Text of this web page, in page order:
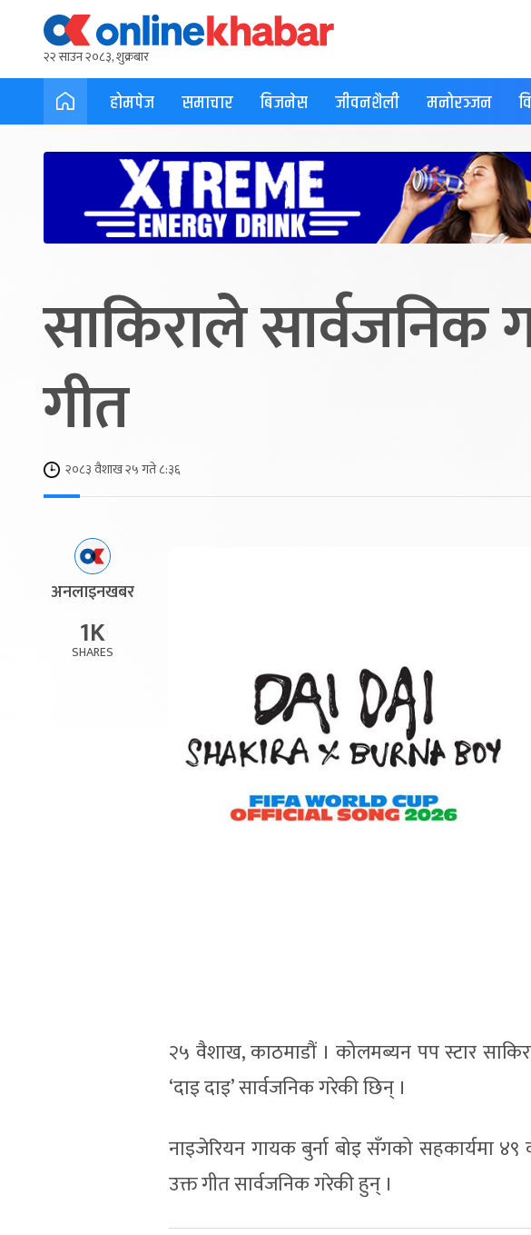
२२ साउन २०८३, शुक्रबार
होमपेज समाचार बिजनेस जीवनशैली मनोरञ्जन
साकिराले सार्वजनिक
गीत
२०८३ वैशाख २५ गते ८:३६
अनलाइनखबर
1K
SHARES
२५ वैशाख, काठमाडौं । कोलमब्यन पप स्टार
‘दाइ दाइ’ सार्वजनिक गरेकी छिन् ।
नाइजेरियन गायक बुर्ना बोइ सँगको सहकार्यमा ४९
उक्त गीत सार्वजनिक गरेकी हुन् ।